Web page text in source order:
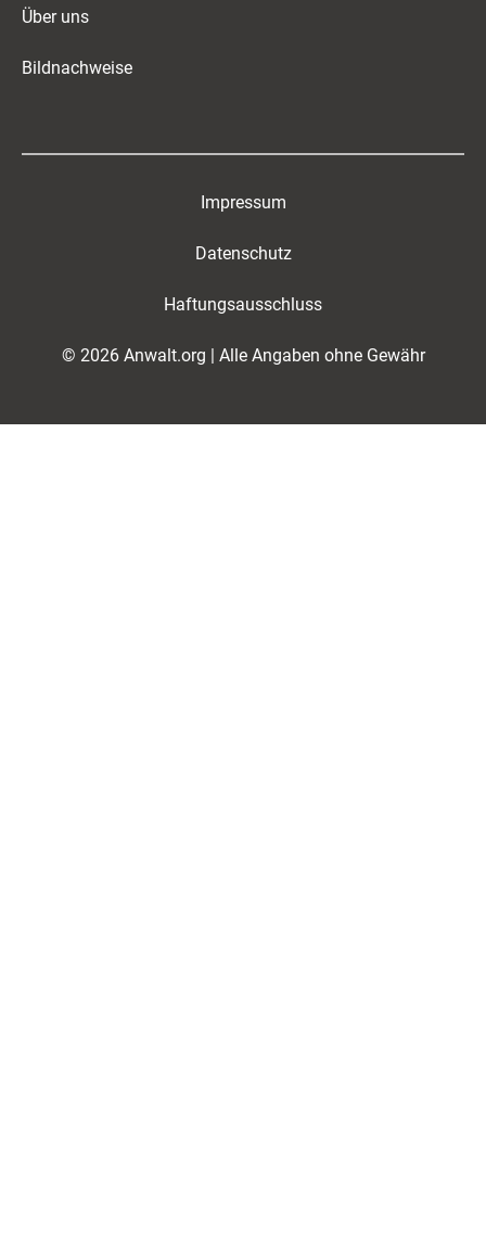
Über uns
Bildnachweise
Impressum
Datenschutz
Haftungsausschluss
© 2026 Anwalt.org | Alle Angaben ohne Gewähr